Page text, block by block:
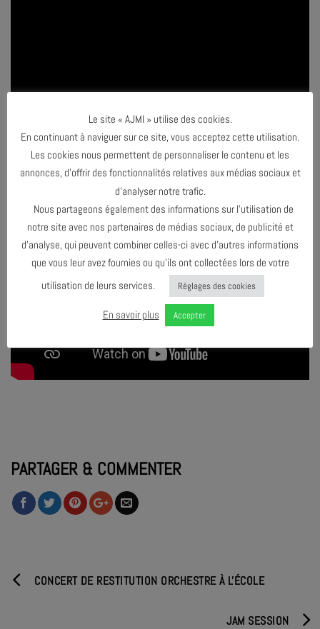
PARTAGER & COMMENTER
CONCERT DE RESTITUTION ORCHESTRE À L'ÉCOLE
JAM SESSION
Le site « AJMI » utilise des cookies.
En continuant à naviguer sur ce site, vous acceptez cette utilisation.
Les cookies nous permettent de personnaliser le contenu et les
annonces, d’offrir des fonctionnalités relatives aux médias sociaux et
d’analyser notre trafic.
Nous partageons également des informations sur l’utilisation de
notre site avec nos partenaires de médias sociaux, de publicité et
d’analyse, qui peuvent combiner celles-ci avec d’autres informations
que vous leur avez fournies ou qu’ils ont collectées lors de votre
utilisation de leurs services.
Réglages des cookies
En savoir plus Accepter